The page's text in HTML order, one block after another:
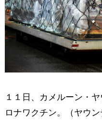
１１日、カメルーン・
ロナワクチン。（ヤウン